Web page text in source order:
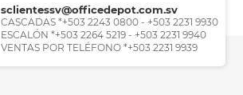
sclientessv@officedepot.com.sv
CASCADAS *+503 2243 0800 - +503 2231 9930
ESCALÓN *+503 2264 5219 - +503 2231 9940
VENTAS POR TELÉFONO *+503 2231 9939